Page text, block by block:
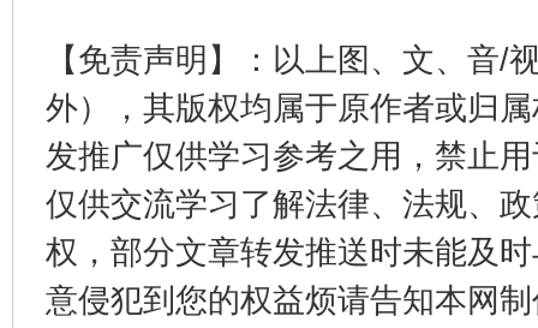
【免责声明】：以上图、文、音/
外），其版权均属于原作者或归
发推广仅供学习参考之用，禁止
仅供交流学习了解法律、法规、
权，部分文章转发推送时未能及
意侵犯到您的权益烦请告知本网
千年窑火 生生不息 一